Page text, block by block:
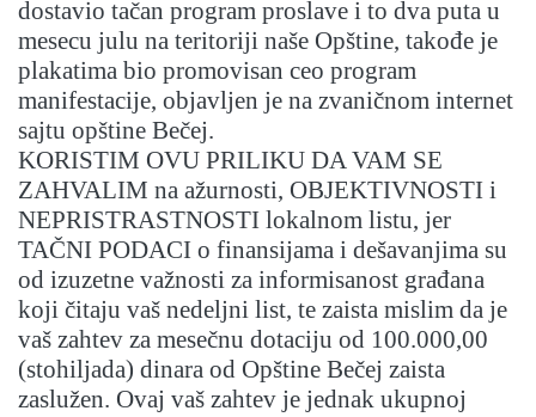
dostavio tačan program proslave i to dva puta u
mesecu julu na teritoriji naše Opštine, takođe je
plakatima bio promovisan ceo program
manifestacije, objavljen je na zvaničnom internet
sajtu opštine Bečej.
KORISTIM OVU PRILIKU DA VAM SE
ZAHVALIM na ažurnosti, OBJEKTIVNOSTI i
NEPRISTRASTNOSTI lokalnom listu, jer
TAČNI PODACI o finansijama i dešavanjima su
od izuzetne važnosti za informisanost građana
koji čitaju vaš nedeljni list, te zaista mislim da je
vaš zahtev za mesečnu dotaciju od 100.000,00
(stohiljada) dinara od Opštine Bečej zaista
zaslužen. Ovaj vaš zahtev je jednak ukupnoj